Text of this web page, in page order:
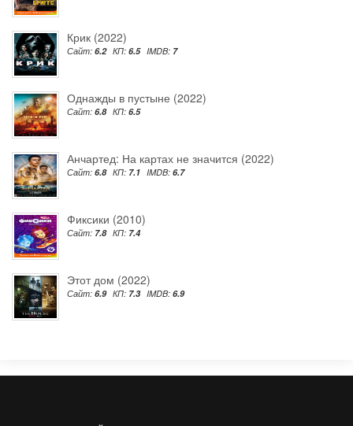
Крик (2022)
Сайт: 6.2 КП: 6.5 IMDB: 7
Однажды в пустыне (2022)
Сайт: 6.8 КП: 6.5
Анчартед: На картах не значится (2022)
Сайт: 6.8 КП: 7.1 IMDB: 6.7
Фиксики (2010)
Сайт: 7.8 КП: 7.4
Этот дом (2022)
Сайт: 6.9 КП: 7.3 IMDB: 6.9